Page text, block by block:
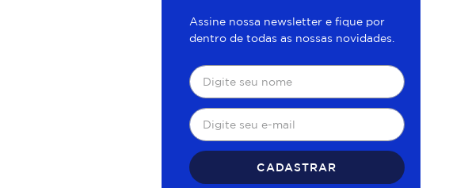
Assine nossa newsletter e fique por
dentro de todas as nossas novidades.
CADASTRAR